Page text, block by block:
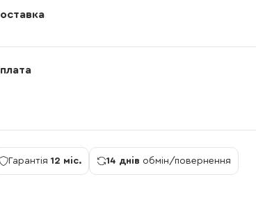
Гарантія 12 міс. 14 днів обмін/повернення